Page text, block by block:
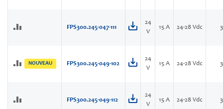
FPS300.245-047-111
24
V
15 A 24-28 Vdc
NOUVEAU FPS300.245-049-102
24
V
15 A 24-28 Vdc
FPS300.245-049-112
24
V
15 A 24-28 Vdc